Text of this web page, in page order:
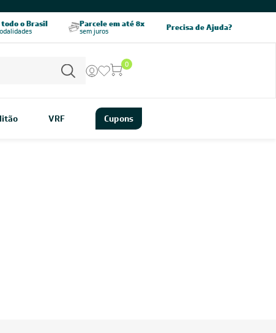
Precisa de Ajuda?
o Brasil Parcele em até 8x
sem juros
5% OFF no PIX
pagamento à vista
0
VRF Cupons